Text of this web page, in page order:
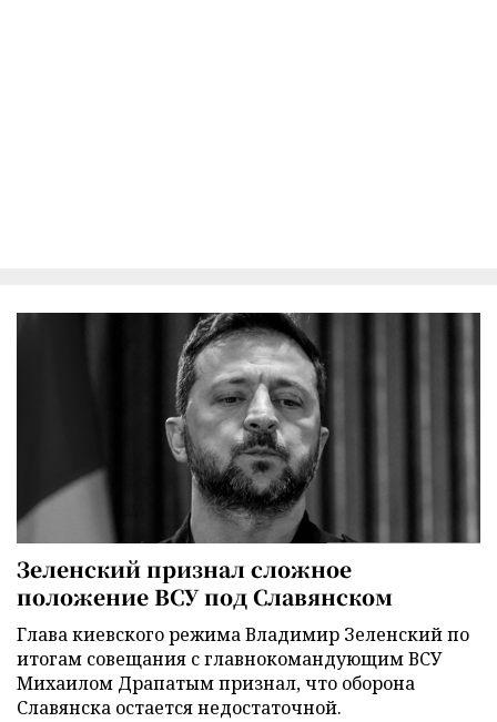
Зеленский признал сложное
положение ВСУ под Славянском
Глава киевского режима Владимир Зеленский по
итогам совещания с главнокомандующим ВСУ
Михаилом Драпатым признал, что оборона
Славянска остается недостаточной.